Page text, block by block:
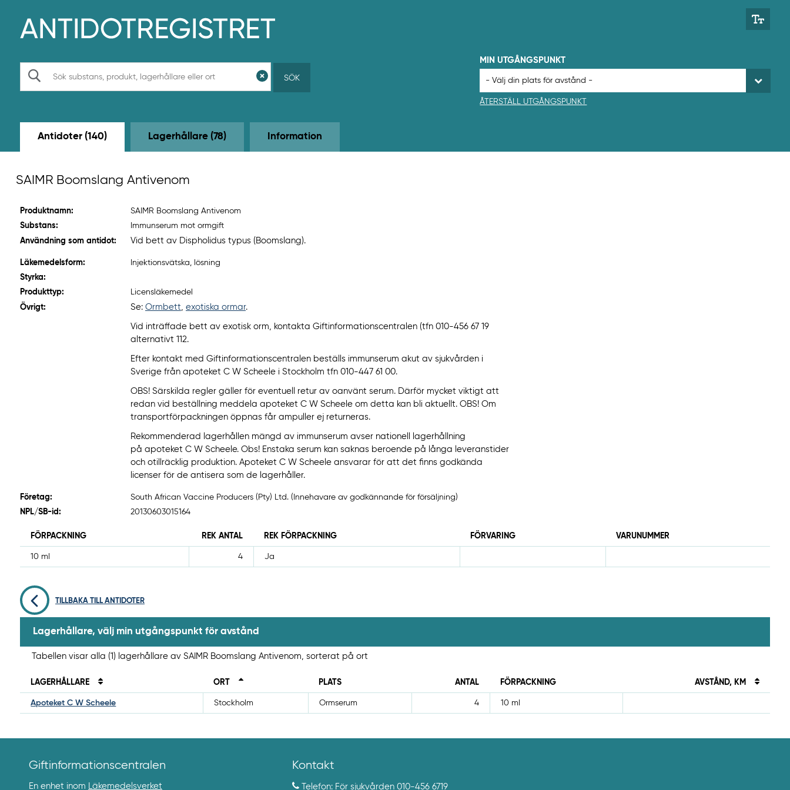
p
d
n
å
l
e
SÖK
MIN UTGÅNGSPUNKT
ÅTERSTÄLL UTGÅNGSPUNKT
Antidoter (140) Lagerhållare (78) Information
SAIMR Boomslang Antivenom
Produktnamn:
SAIMR Boomslang Antivenom
Substans:
Immunserum mot ormgift
Användning som antidot:
Vid bett av Dispholidus typus (Boomslang).
Läkemedelsform:
Injektionsvätska, lösning
Styrka:
Produkttyp:
Licensläkemedel
Övrigt:
Se: Ormbett, exotiska ormar.
Vid inträffade bett av exotisk orm, kontakta Giftinformationscentralen (tfn 010-456 67 19
alternativt 112.
Efter kontakt med Giftinformationscentralen beställs immunserum akut av sjukvården i
Sverige från apoteket C W Scheele i Stockholm tfn 010-447 61 00.
OBS! Särskilda regler gäller för eventuell retur av oanvänt serum. Därför mycket viktigt att
redan vid beställning meddela apoteket C W Scheele om detta kan bli aktuellt. OBS! Om
transportförpackningen öppnas får ampuller ej returneras.
Rekommenderad lagerhållen mängd av immunserum avser nationell lagerhållning
på apoteket C W Scheele. Obs! Enstaka serum kan saknas beroende på långa leveranstider
och otillräcklig produktion. Apoteket C W Scheele ansvarar för att det finns godkända
licenser för de antisera som de lagerhåller.
Företag:
South African Vaccine Producers (Pty) Ltd. (Innehavare av godkännande för försäljning)
NPL/SB-id:
20130603015164
FÖRPACKNING REK ANTAL REK FÖRPACKNING FÖRVARING VARUNUMMER
10 ml 4 Ja
TILLBAKA TILL ANTIDOTER
Lagerhållare, välj min utgångspunkt för avstånd
Tabellen visar alla (1) lagerhållare av SAIMR Boomslang Antivenom, sorterat på ort
LAGERHÅLLARE ORT PLATS ANTAL FÖRPACKNING AVSTÅND, KM
Apoteket C W Scheele Stockholm Ormserum 4 10 ml
Giftinformationscentralen
En enhet inom Läkemedelsverket
Kontakt
Telefon: För sjukvården010-456 6719